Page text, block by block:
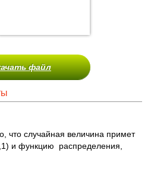
файл
что случайная величина примет
и функцию распределения,